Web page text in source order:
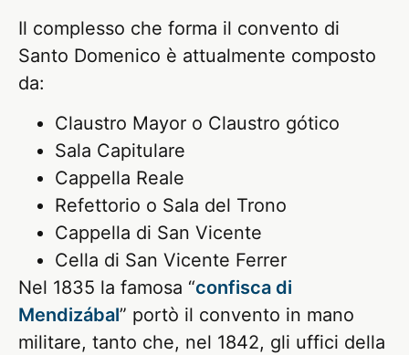
Il complesso che forma il convento di
Santo Domenico è attualmente composto
da:
Claustro Mayor o Claustro gótico
Sala Capitulare
Cappella Reale
Refettorio o Sala del Trono
Cappella di San Vicente
Cella di San Vicente Ferrer
Nel 1835 la famosa “confisca di
Mendizábal” portò il convento in mano
militare, tanto che, nel 1842, gli uffici della